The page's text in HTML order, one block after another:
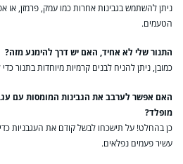
ניתן להשתמש בגבינות אחרות כמו עמק, פרמזן, או
הטעמים.
התנור שלי לא אחיד, האם יש דרך להימנע מזה?
כמובן, ניתן להניח לבנים קרמיות מיוחדות בתנור
האם אפשר לערבב את הגבינות המומסות עם
מופלד?
כן בהחלט! על תישכחו לבשל קודם את העגבניות
עשיר פעמים נפלאים.